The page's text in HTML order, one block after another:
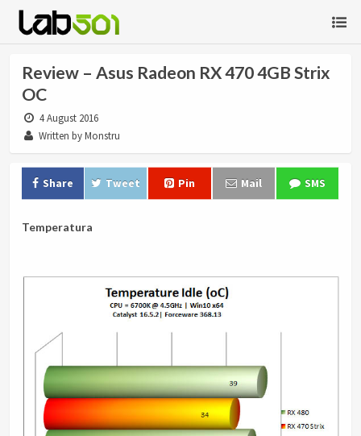
Review – Asus Radeon RX 470 4GB Strix
OC
4 August 2016
Written by Monstru
Share Tweet Pin Mail SMS
Temperatura